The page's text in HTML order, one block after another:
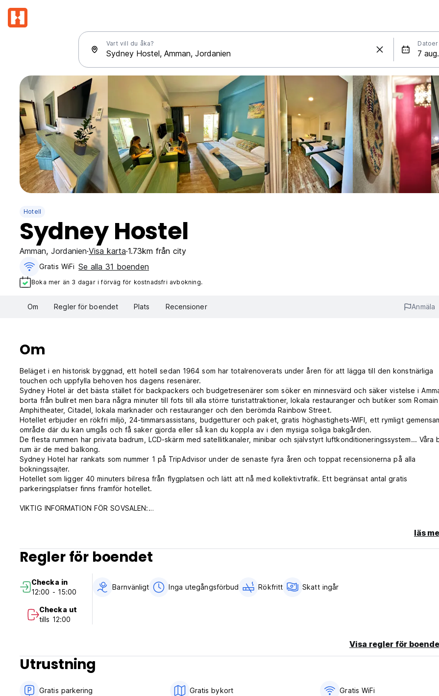
Vart vill du åka? Datoer
Hotell
Sydney Hostel
Amman, Jordanien Visa karta 1.73km från city
Gratis WiFi Se alla 31 boenden
Boka mer än 3 dagar i förväg för kostnadsfri avbokning.
Om Regler för boendet Plats Recensioner Anmäla
Om
Beläget i en historisk byggnad, ett hotell sedan 1964 som har totalrenoverats under åren för att lägga till den konstnärliga
touchen och uppfylla behoven hos dagens resenärer.
Sydney Hotel är det bästa stället för backpackers och budgetresenärer som söker en minnesvärd och säker vistelse i
borta från bullret men bara några minuter till fots till alla större turistattraktioner, lokala restauranger och butiker som Romain
Amphitheater, Citadel, lokala marknader och restauranger och den berömda Rainbow Street.
Hotellet erbjuder en rökfri miljö, 24-timmarsassistans, budgetturer och paket, gratis höghastighets-WIFI, ett rymligt
område där du kan umgås och få saker gjorda eller så kan du koppla av i den mysiga soliga bakgården.
De flesta rummen har privata badrum, LCD-skärm med satellitkanaler, minibar och självstyrt luftkonditioneringssystem... Våra
rum är de med balkong.
Sydney Hotel har rankats som nummer 1 på TripAdvisor under de senaste fyra åren och toppat recensionerna på alla
bokningssajter.
Hotellet som ligger 40 minuters bilresa från flygplatsen och lätt att nå med kollektivtrafik. Ett begränsat antal gratis
parkeringsplatser finns framför hotellet.
VIKTIG INFORMATION FÖR SOVSALEN:
Sovsal för endast kvinnor med eget badrum och AC.
Frukost ingår inte i priset eftersom den läggs till valfritt och kostar 4 JDs extra per person och dag.
Skåp finns gratis men du måste ta med ditt eget lås eller köpa ett av oss för 1 JD.
faciliteter fram till kl. 12.00.
Gäster som bor i sovsal bör vara mellan 18 och 60 år gamla
Det finns ett gemensamt utomhuskök. Det finns också en tvättmaskin och torktumlare för gästens användning mot en extra
ett delat kylskåp, mikrovågsugn, vattenkokare, brödrost och redskap för din användning. Samt gratis dricksvatten.
Vi kan även beställa mat åt dig när du är för trött för att gå ut.
Vi arrangerar genom tredje parts licensierade enheter som ger oss de bästa priserna för flygplatshämtning, turer, paket,
biluthyrning och mer. Fråga oss om vad som helst så kommer vi att göra vårt bästa för att hjälpa dig med dina resplaner.
translated from original language)
läs
Regler för boendet
Checka in
12:00 - 15:00
Checka ut
tills 12:00
Barnvänligt Inga utegångsförbud Rökfritt Skatt ingår
Visa regler för
Utrustning
Gratis parkering Gratis bykort Gratis WiFi